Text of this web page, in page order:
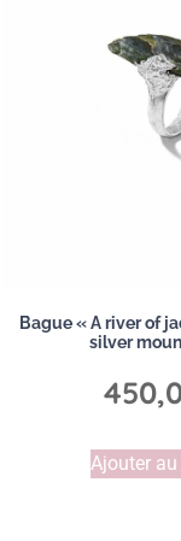
Bague « A river of
silver
Ajouter